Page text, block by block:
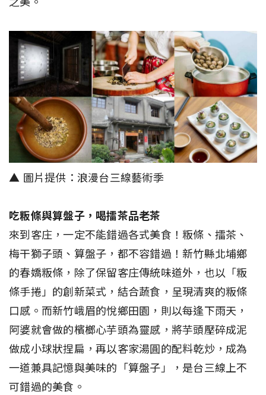
▲ 圖片提供：浪漫台三線藝術季
吃粄條與算盤子，喝擂茶品老茶
來到客庄，一定不能錯過各式美食！粄條、擂茶、
梅干獅子頭、算盤子，都不容錯過！新竹縣北埔鄉
的春嬌粄條，除了保留客庄傳統味道外，也以「粄
條手捲」的創新菜式，結合蔬食，呈現清爽的粄條
口感。而新竹峨眉的悅鄉田園，則以每逢下雨天，
阿婆就會做的檳榔心芋頭為靈感，將芋頭壓碎成泥
做成小球狀捏扁，再以客家湯圓的配料乾炒，成為
一道兼具記憶與美味的「算盤子」，是台三線上不
可錯過的美食。